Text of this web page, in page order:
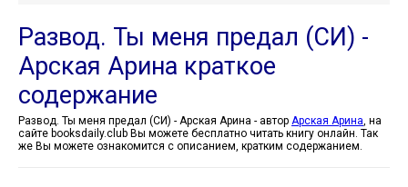
Развод. Ты меня предал (СИ) -
Арская Арина краткое
содержание
Развод. Ты меня предал (СИ) - Арская Арина - автор Арская Арина , на
сайте booksdaily.club Вы можете бесплатно читать книгу онлайн. Так
же Вы можете ознакомится с описанием, кратким содержанием.